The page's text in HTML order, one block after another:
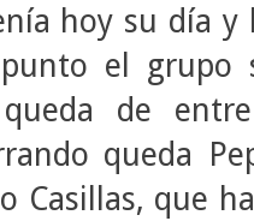
hoy su día
el grupo
de
queda
Casillas, que